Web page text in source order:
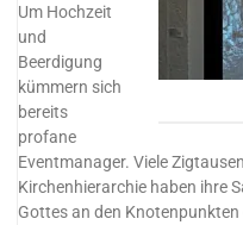
Um Hochzeit
und
Beerdigung
kümmern sich
bereits
profane
Eventmanager. Viele
Kirchenhierarchie haben ihre
Gottes an den Knotenpunkten